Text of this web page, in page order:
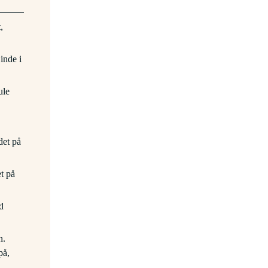
i
på
på